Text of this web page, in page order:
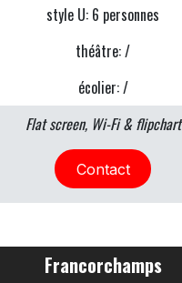
style U: 6 personnes
théâtre: /
écolier: /
Flat screen, Wi-Fi & flipchart
Contact
Francorchamps